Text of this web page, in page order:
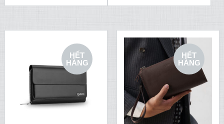
HẾT
HÀNG
HẾT
HÀNG